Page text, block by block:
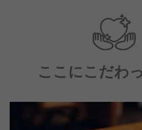
て成長できる環境です。
ここにこだわ